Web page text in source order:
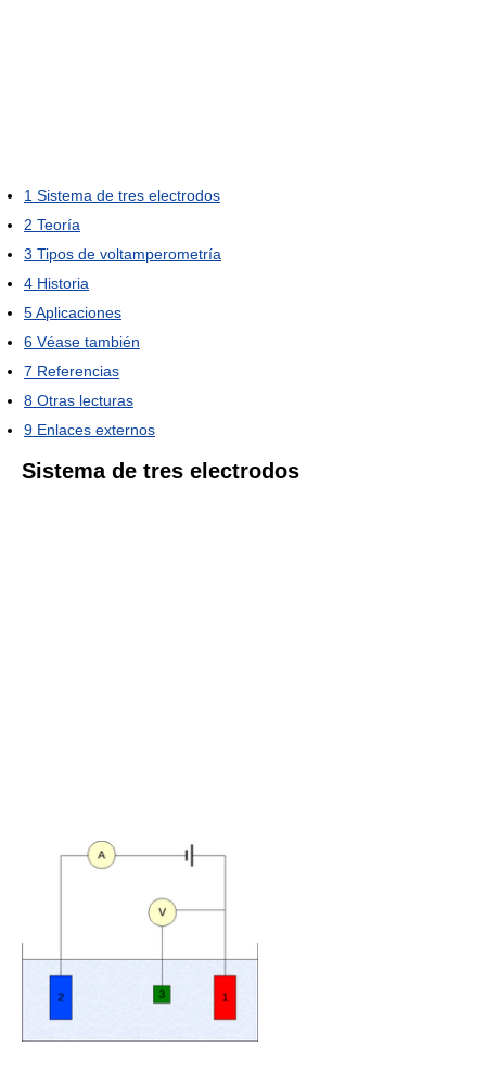
1 Sistema de tres electrodos
2 Teoría
3 Tipos de voltamperometría
4 Historia
5Aplicaciones
6 Véase también
7 Referencias
8 Otras lecturas
9 Enlaces externos
Sistema de tres electrodos